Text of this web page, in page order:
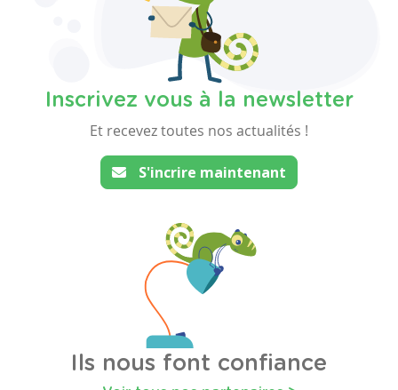
Inscrivez vous à la newsletter
Et recevez toutes nos actualités !
S'incrire maintenant
Ils nous font confiance